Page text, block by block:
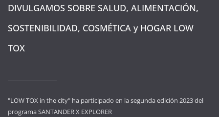
DIVULGAMOS SOBRE SALUD, ALIMENTACIÓN,
SOSTENIBILIDAD, COSMÉTICA y HOGAR LOW
TOX
"LOW TOX in the city" ha participado en la segunda edición 2023 del
programa SANTANDER X EXPLORER